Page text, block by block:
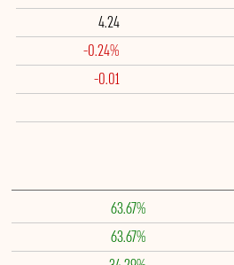
4.24
-0.24%
-0.01
63.67%
63.67%